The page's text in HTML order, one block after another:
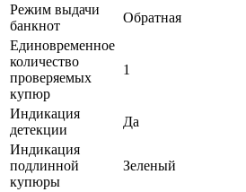
Режим выдачи
банкнот
Обратная
Единовременное
количество
проверяемых
купюр
1
Индикация
детекции
Да
Индикация
подлинной
купюры
Зеленый